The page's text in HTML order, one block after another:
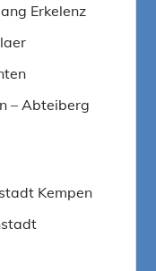
Erkelenz
– Abteiberg
Kempen